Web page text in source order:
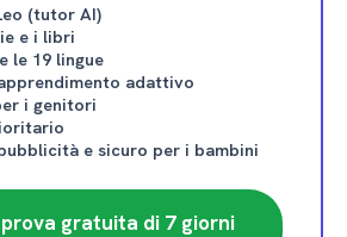
(tutor AI)
e i libri
le 19 lingue
adattivo
i genitori
e sicuro per i bambini
gratuita di 7 giorni